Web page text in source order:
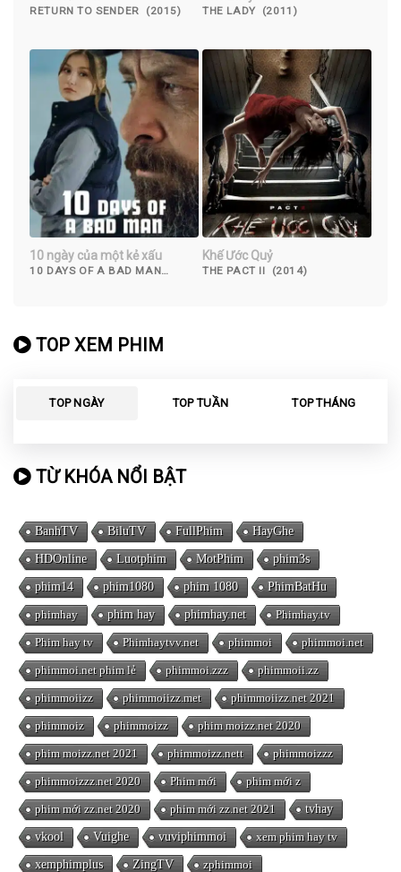
RETURN TO SENDER (2015) THE LADY (2011)
10 ngày của một kẻ xấu
10 DAYS OF A BAD MAN
Khế Ước Quỷ
THE PACT II (2014)
TOP XEM PHIM
TOP NGÀY TOP TUẦN TOP THÁNG
TỪ KHÓA NỔI BẬT
BanhTV BiluTV FullPhim HayGhe
HDOnline Luotphim MotPhim phim3s
phim14 phim1080 phim 1080 PhimBatHu
phimhay phim hay phimhay.net Phimhay.tv
Phim hay tv Phimhaytvv.net phimmoi phimmoi.net
phimmoi.net phim lẻ phimmoi.zzz phimmoii.zz
phimmoiizz phimmoiizz.met phimmoiizz.net 2021
phimmoiz phimmoizz phim moizz.net 2020
phim moizz.net 2021 phimmoizz.nett phimmoizzz
phimmoizzz.net 2020 Phim mới phim mới z
phim mới zz.net 2020 phim mới zz.net 2021 tvhay
vkool Vuighe vuviphimmoi xem phim hay tv
xemphimplus ZingTV zphimmoi